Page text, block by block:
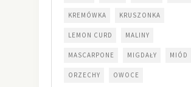
KREMÓWKA KRUSZONKA
LEMON CURD MALINY
MASCARPONE MIGDAŁY MIÓD
ORZECHY OWOCE